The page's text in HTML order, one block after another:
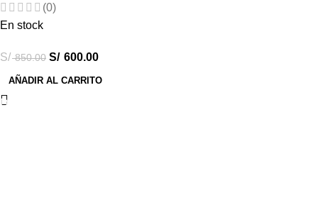
(0)
En stock
S/850.00 S/ 600.00
AÑADIR AL CARRITO
Destacados